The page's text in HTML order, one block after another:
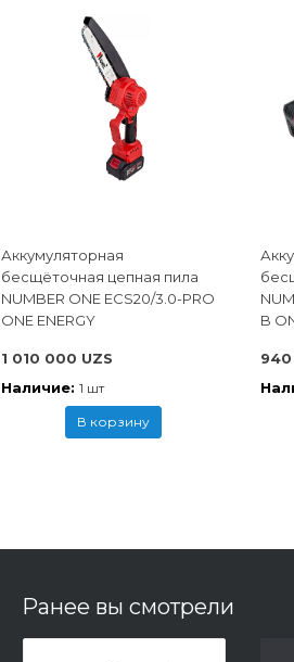
Аккумуляторная
бесщёточная цепная пила
NUMBER ONE ECS20/3.0-PRO
ONE ENERGY
1 010 000 UZS
Наличие: 1 шт
В корзину
B
940
Ранее вы смотрели